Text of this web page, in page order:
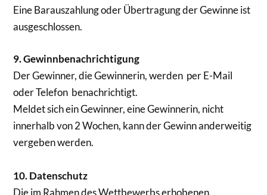
Eine Barauszahlung oder Übertragung der Gewinne ist
ausgeschlossen.
9. Gewinnbenachrichtigung
Der Gewinner, die Gewinnerin, werden per E-Mail
oder Telefon benachrichtigt.
Meldet sich ein Gewinner, eine Gewinnerin, nicht
innerhalb von 2 Wochen, kann der Gewinn anderweitig
vergeben werden.
10. Datenschutz
Die im Rahmen des Wettbewerbs erhobenen